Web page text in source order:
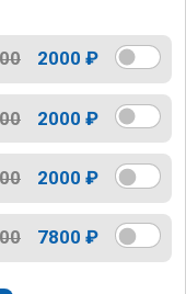
2000 ₽
2000 ₽
2000 ₽
7800 ₽